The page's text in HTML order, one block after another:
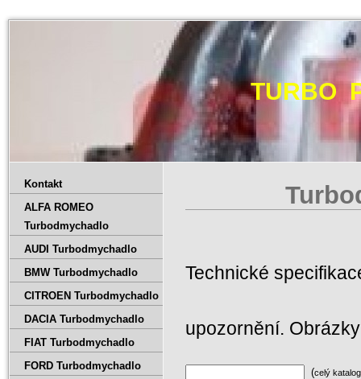
TURBO
Technické
upozornění.
(celý katalog
Kontakt
ALFA ROMEO
Turbodmychadlo
AUDI Turbodmychadlo
BMW Turbodmychadlo
CITROEN Turbodmychadlo
DACIA Turbodmychadlo
FIAT Turbodmychadlo
FORD Turbodmychadlo